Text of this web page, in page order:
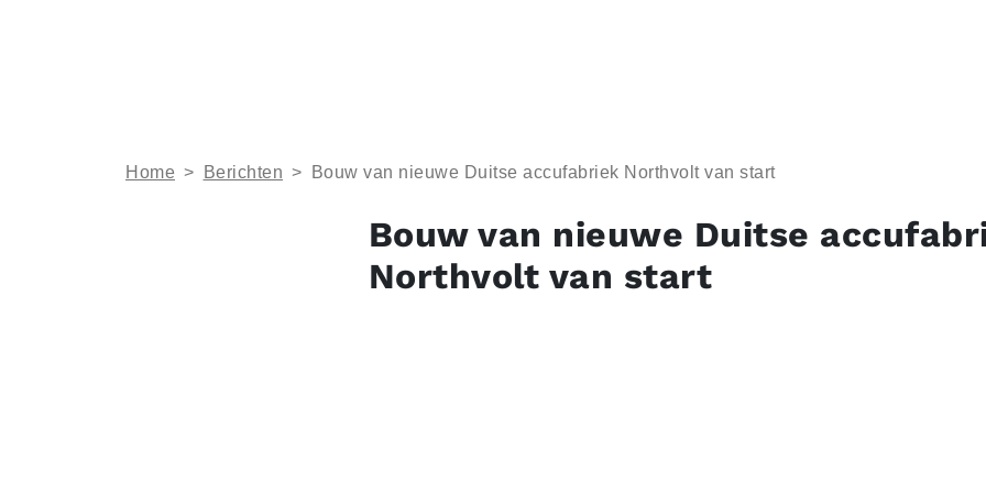
Home > Berichten > Bouw van nieuwe Duitse accufabriek Northvolt van start
Bouw van nieuwe Duitse
Northvolt van start